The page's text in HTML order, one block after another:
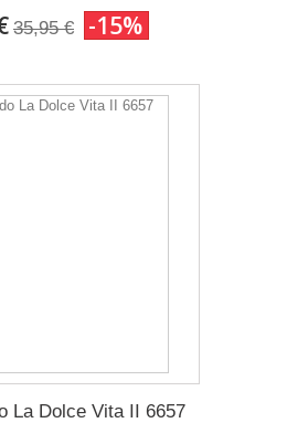
35,95 € -15%
La Dolce Vita II 6657